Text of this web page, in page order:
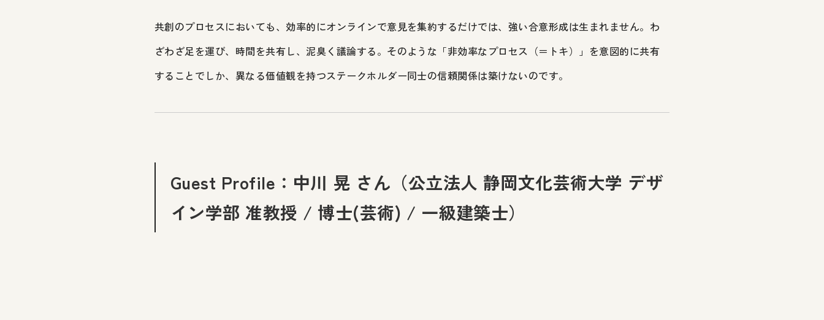
共創のプロセスにおいても、効率的にオンラインで意見を集約するだけでは、強い合意形成は生まれません。わ
ざわざ足を運び、時間を共有し、泥臭く議論する。そのような「非効率なプロセス（＝トキ）」を意図的に共有
することでしか、異なる価値観を持つステークホルダー同士の信頼関係は築けないのです。
Guest Profile：中川 晃 さん（公立法人 静岡文化芸術大学 デザ
イン学部 准教授 / 博士(芸術) / 一級建築士）